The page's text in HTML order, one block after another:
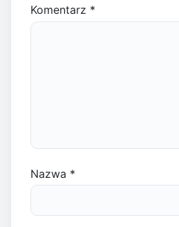
Komentarz *
Nazwa *